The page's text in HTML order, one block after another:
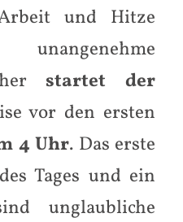
und Hitze
startet der
vor den ersten
4 Uhr. Das erste
Tages und ein
unglaubliche